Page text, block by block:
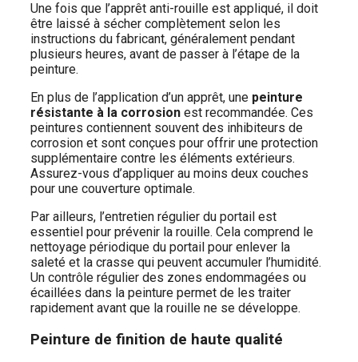
Une fois que l’apprêt anti-rouille est appliqué, il doit
être laissé à sécher complètement selon les
instructions du fabricant, généralement pendant
plusieurs heures, avant de passer à l’étape de la
peinture.
En plus de l’application d’un apprêt, une peinture
résistante à la corrosion est recommandée. Ces
peintures contiennent souvent des inhibiteurs de
corrosion et sont conçues pour offrir une protection
supplémentaire contre les éléments extérieurs.
Assurez-vous d’appliquer au moins deux couches
pour une couverture optimale.
Par ailleurs, l’entretien régulier du portail est
essentiel pour prévenir la rouille. Cela comprend le
nettoyage périodique du portail pour enlever la
saleté et la crasse qui peuvent accumuler l’humidité.
Un contrôle régulier des zones endommagées ou
écaillées dans la peinture permet de les traiter
rapidement avant que la rouille ne se développe.
Peinture de finition de haute qualité